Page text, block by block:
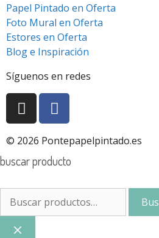
Papel Pintado en Oferta
Foto Mural en Oferta
Estores en Oferta
Blog e Inspiración
Síguenos en redes
© 2026 Pontepapelpintado.es
buscar producto